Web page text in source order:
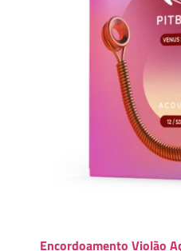
Encordoamento Violão